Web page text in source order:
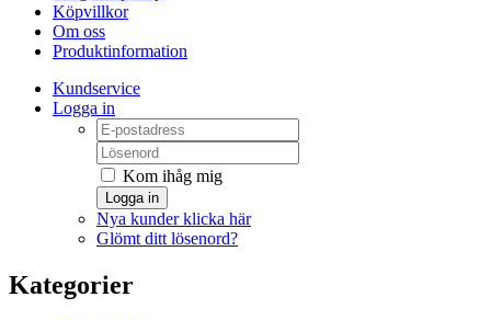
Köpvillkor
Om oss
Produktinformation
Kundservice
Logga in
Kom ihåg mig
Logga in
Nya kunder klicka här
Glömt ditt lösenord?
Kategorier